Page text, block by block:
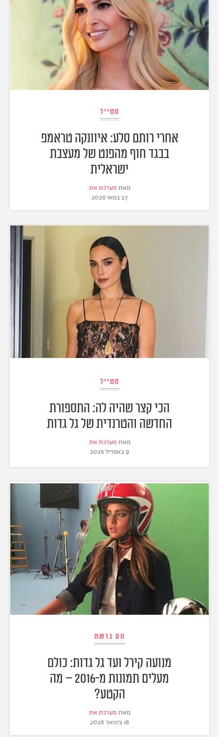
סטייל
אחרי רותם סלע: איוונקה טראמפ
בבגד חוף מהפנט של מעצבת
ישראלית
מאת מערכת את
27 במאי 2026
סטייל
הכי קצר שהיה לה: התספורת
החדשה והטרנדית של גל גדות
מאת מערכת את
9 באפריל 2026
חם ברשת
מנועה קירל ועד גל גדות: כולם
מעלים תמונות מ-2016 – מה
הקטע?
מאת מערכת את
18 בינואר 2026